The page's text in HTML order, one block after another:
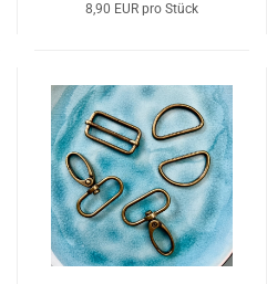
8,90 EUR pro Stück